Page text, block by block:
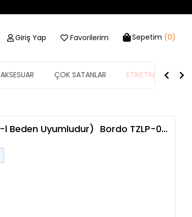
Giriş Yap Favorilerim Sepetim (0)
AKSESUAR ÇOK SATANLAR ETİKETİN YARISI
l Beden Uyumludur) Bordo TZLP-00006316